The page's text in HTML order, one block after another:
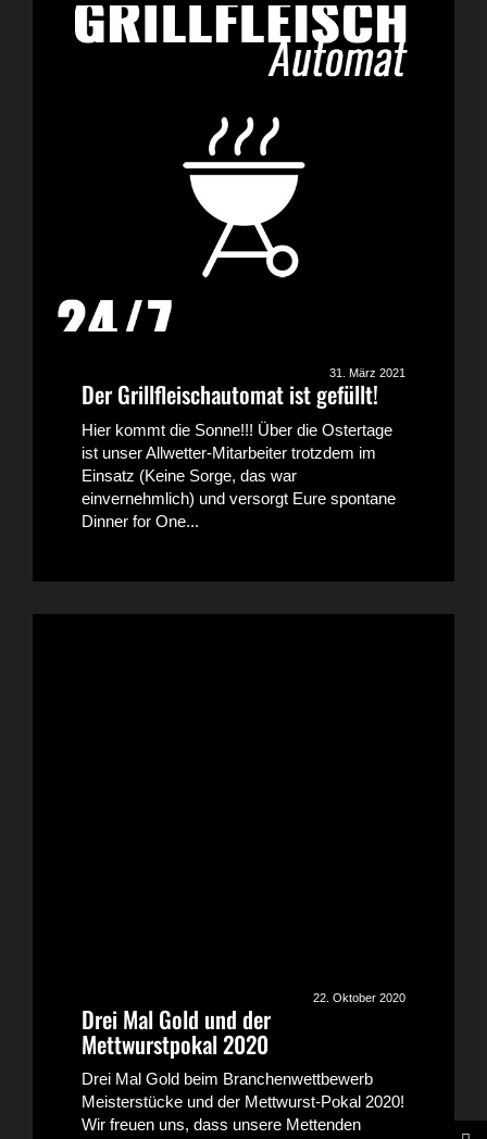
31. März 2021
Der Grillfleischautomat ist gefüllt!
Hier kommt die Sonne!!! Über die Ostertage
ist unser Allwetter-Mitarbeiter trotzdem im
Einsatz (Keine Sorge, das war
einvernehmlich) und versorgt Eure spontane
Dinner for One...
22. Oktober 2020
Drei Mal Gold und der
Mettwurstpokal 2020
Drei Mal Gold beim Branchenwettbewerb
Meisterstücke und der Mettwurst-Pokal 2020!
Wir freuen uns, dass unsere Mettenden